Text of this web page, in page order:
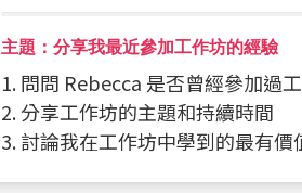
主題：分享我最近參加工作坊的經驗
1. 問問 Rebecca 是否曾經參加過
2. 分享工作坊的主題和持續時間
3. 討論我在工作坊中學到的最有價